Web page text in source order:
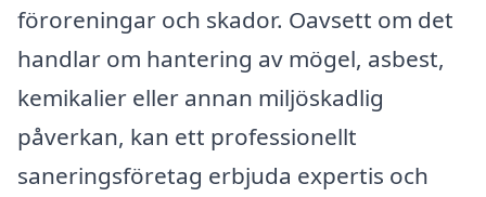
föroreningar och skador. Oavsett om det
handlar om hantering av mögel, asbest,
kemikalier eller annan miljöskadlig
påverkan, kan ett professionellt
saneringsföretag erbjuda expertis och